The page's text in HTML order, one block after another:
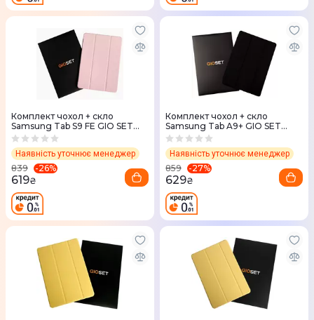
Комплект чохол + скло
Samsung Tab S9 FE GIO SET
(Pink Sand)
Наявність уточнює менеджер
839 -26%
619₴
Комплект чохол + скло
Samsung Tab A9+ GIO SET
(Black)
Наявність уточнює менеджер
859 -27%
629₴